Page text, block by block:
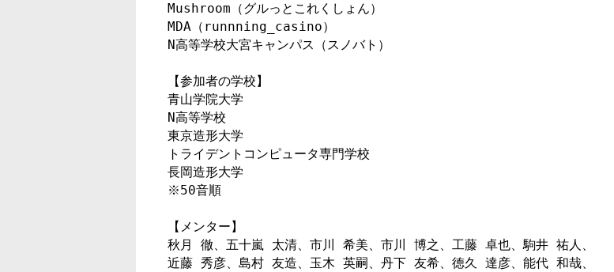
Mushroom（グルっとこれくしょん）
MDA（runnning_casino）
N高等学校大宮キャンパス（スノバト）
【参加者の学校】
青山学院大学
N高等学校
東京造形大学
トライデントコンピュータ専門学校
長岡造形大学
※50音順
【メンター】
秋月 徹、五十嵐 太清、市川 希美、市川 博之、工藤 卓也、駒井 祐人、
近藤 秀彦、島村 友造、玉木 英嗣、丹下 友希、徳久 達彦、能代 和哉、